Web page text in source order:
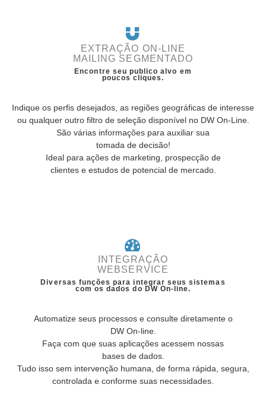
EXTRAÇÃO ON-LINE
MAILING SEGMENTADO
Encontre seu publico alvo em
poucos cliques.
Indique os perfis desejados, as regiões geográficas de interesse
ou qualquer outro filtro de seleção disponível no DW On-Line.
São várias informações para auxiliar sua
tomada de decisão!
Ideal para ações de marketing, prospecção de
clientes e estudos de potencial de mercado.
INTEGRAÇÃO
WEBSERVICE
Diversas funções para integrar seus sistemas
com os dados do DW On-line.
Automatize seus processos e consulte diretamente o
DW On-line.
Faça com que suas aplicações acessem nossas
bases de dados.
Tudo isso sem intervenção humana, de forma rápida, segura,
controlada e conforme suas necessidades.